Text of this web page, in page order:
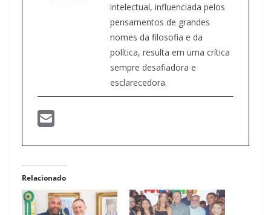
intelectual, influenciada pelos
pensamentos de grandes
nomes da filosofia e da
política, resulta em uma crítica
sempre desafiadora e
esclarecedora.
Relacionado